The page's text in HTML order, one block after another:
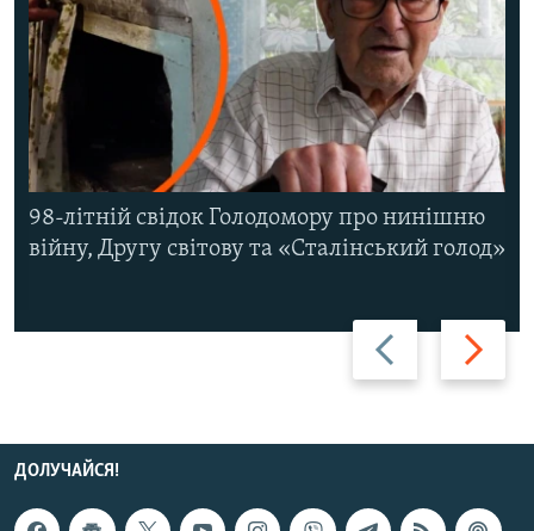
Назад Вперед
98-літній свідок Голодомору про нинішню
війну, Другу світову та «Сталінський голод»
ДОЛУЧАЙСЯ!